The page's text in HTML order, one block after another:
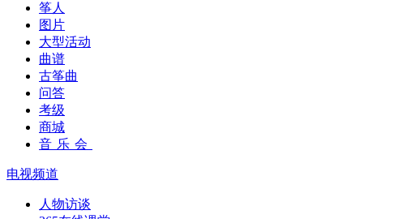
筝人
图片
大型活动
曲谱
古筝曲
问答
考级
商城
音乐会
电视频道
人物访谈